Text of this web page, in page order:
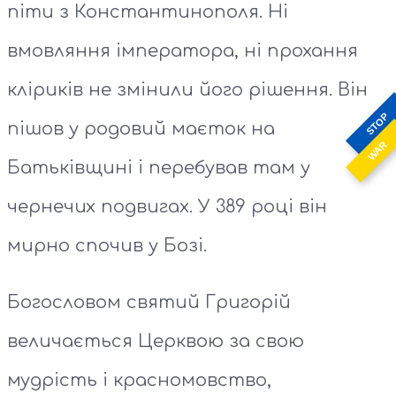
STOP
WAR
піти з Константинополя. Ні
вмовляння імператора, ні прохання
кліриків не змінили його рішення. Він
пішов у родовий маєток на
Батьківщині і перебував там у
чернечих подвигах. У 389 році він
мирно спочив у Бозі.
Богословом святий Григорій
величається Церквою за свою
мудрість і красномовство,